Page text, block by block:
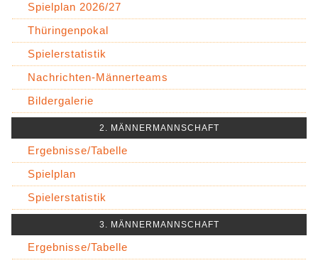
Spielplan 2026/27
Thüringenpokal
Spielerstatistik
Nachrichten-Männerteams
Bildergalerie
2. MÄNNERMANNSCHAFT
Ergebnisse/Tabelle
Spielplan
Spielerstatistik
3. MÄNNERMANNSCHAFT
Ergebnisse/Tabelle